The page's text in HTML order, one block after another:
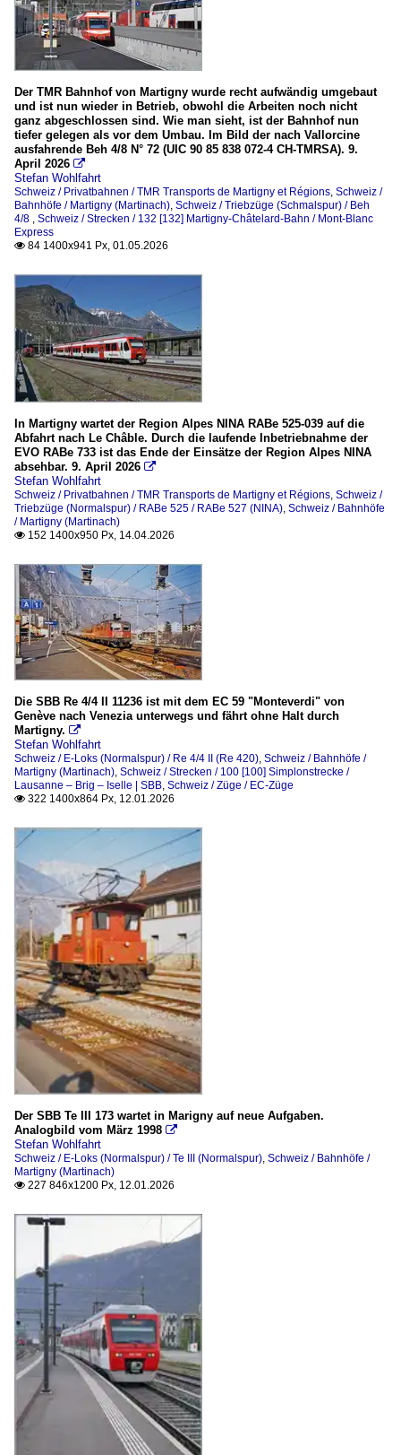
Privatbahnen
TMR Transports de Martigny et Régions
132 [132] Martigny-Châtelard-Bahn / Mont-Blanc Express
Triebzüge (Normalspur)
RABe 525 / RABe 527 (NINA)
Triebzüge (Schmalspur)
ABDeh 4/4
BDeh 4/8
Beh 4/8
Unternehmen
RegionAlps
SBB Infrastruktur (SBBI)
Züge
EC-Züge
Der TMR Bahnhof von Martigny wurde recht aufwändig umgebaut
und ist nun wieder in Betrieb, obwohl die Arbeiten noch nicht
ganz abgeschlossen sind. Wie man sieht, ist der Bahnhof nun
tiefer gelegen als vor dem Umbau. Im Bild der nach Vallorcine
ausfahrende Beh 4/8 N° 72 (UIC 90 85 838 072-4 CH-TMRSA). 9.
April 2026 
Stefan Wohlfahrt
Schweiz / Privatbahnen / TMR Transports de Martigny et Régions, Schweiz /
Bahnhöfe / Martigny (Martinach), Schweiz / Triebzüge (Schmalspur) / Beh
4/8 , Schweiz / Strecken / 132 [132] Martigny-Châtelard-Bahn / Mont-Blanc
Express
 84 1400x941 Px, 01.05.2026
In Martigny wartet der Region Alpes NINA RABe 525-039 auf die
Abfahrt nach Le Châble. Durch die laufende Inbetriebnahme der
EVO RABe 733 ist das Ende der Einsätze der Region Alpes NINA
absehbar. 9. April 2026 
Stefan Wohlfahrt
Schweiz / Privatbahnen / TMR Transports de Martigny et Régions, Schweiz /
Triebzüge (Normalspur) / RABe 525 / RABe 527 (NINA), Schweiz / Bahnhöfe
/ Martigny (Martinach)
 152 1400x950 Px, 14.04.2026
Die SBB Re 4/4 II 11236 ist mit dem EC 59 "Monteverdi" von
Genève nach Venezia unterwegs und fährt ohne Halt durch
Martigny. 
Stefan Wohlfahrt
Schweiz / E-Loks (Normalspur) / Re 4/4 II (Re 420), Schweiz / Bahnhöfe /
Martigny (Martinach), Schweiz / Strecken / 100 [100] Simplonstrecke /
Lausanne – Brig – Iselle | SBB, Schweiz / Züge / EC-Züge
 322 1400x864 Px, 12.01.2026
Der SBB Te III 173 wartet in Marigny auf neue Aufgaben.
Analogbild vom März 1998 
Stefan Wohlfahrt
Schweiz / E-Loks (Normalspur) / Te III (Normalspur), Schweiz / Bahnhöfe /
Martigny (Martinach)
 227 846x1200 Px, 12.01.2026